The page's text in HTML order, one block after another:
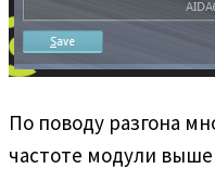
По поводу разгона
частоте модули